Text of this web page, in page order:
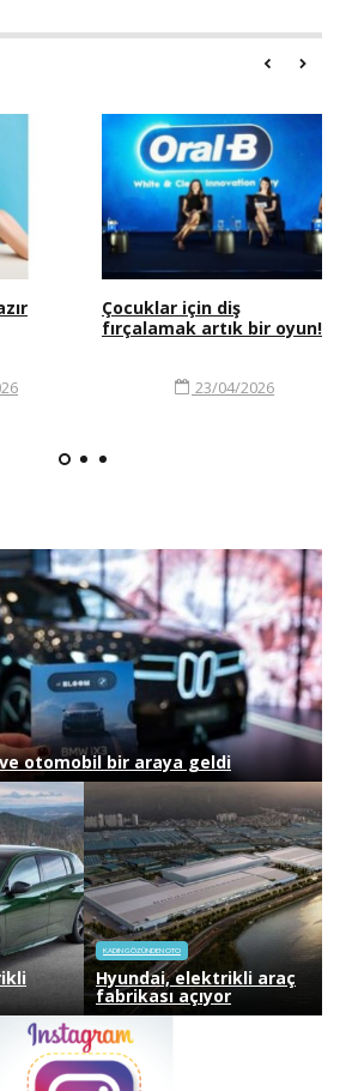
Çocuklar için diş
fırçalamak artık bir oyun!
23/04/2026
otomobil bir araya geldi
KADIN GÖZÜNDEN OTO
Hyundai, elektrikli araç
fabrikası açıyor